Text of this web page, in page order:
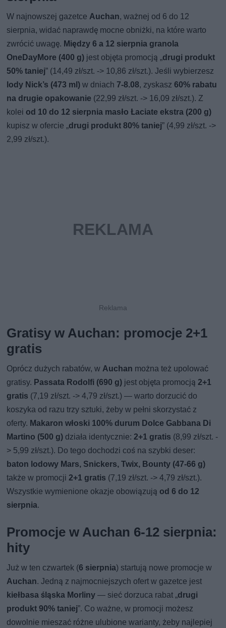
W najnowszej gazetceAuchan, ważnej od 6 do 12
sierpnia, widać naprawdę mocne obniżki, na które warto
zwrócić uwagę. Między 6 a 12 sierpnia granola
OneDayMore (400 g) jest objęta promocją „drugi produkt
50% taniej” (14,49 zł/szt. -> 10,86 zł/szt.). Jeśli wybierzesz
lody Nick’s (473 ml) w dniach 7-8.08, zyskasz60% rabatu
na drugie opakowanie (22,99 zł/szt. -> 16,09 zł/szt.). Z
kolei od 10 do 12 sierpnia masło Łaciate ekstra (200 g)
kupisz w ofercie „drugi produkt 80% taniej” (4,99 zł/szt. ->
2,99 zł/szt.).
Gratisy w Auchan: promocje 2+1
gratis
Oprócz dużych rabatów, wAuchan można też upolować
gratisy. Passata Rodolfi (690 g) jest objęta promocją2+1
gratis (7,19 zł/szt. -> 4,79 zł/szt.) — warto dorzucić do
koszyka od razu trzy sztuki, żeby w pełni skorzystać z
oferty. Makaron włoski 100% durum Dolce Gabbana Di
Martino (500 g) działa identycznie:2+1 gratis (8,99 zł/szt. -
> 5,99 zł/szt.). Do tego dochodzi coś na szybki deser:
baton lodowy Mars, Snickers, Twix, Bounty (47-66 g)
także w promocji2+1 gratis (7,19 zł/szt. -> 4,79 zł/szt.).
Wszystkie wymienione okazje obowiązują od 6 do 12
sierpnia.
Promocje w Auchan 6-12 sierpnia:
hity
Już w ten czwartek (6 sierpnia) startują nowe promocje w
Auchan. Jedną z najmocniejszych ofert w gazetce jest
kiełbasa śląska Morliny — sieć dorzuca rabat „drugi
produkt 90% taniej”. Co ważne, w promocji możesz
dowolnie mieszać różne ulubione warianty, żeby najlepiej